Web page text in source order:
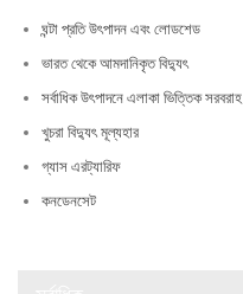
ঘন্টা প্রতি উৎপাদন এবং লোডশেড
ভারত থেকে আমদানিকৃত বিদ্যুৎ
সর্বাধিক উৎপাদনে এলাকা ভিত্তিক সরবরাহ
খুচরা বিদ্যুৎ মূল্যহার
গ্যাস এরট্যারিফ
কনডেনসেট